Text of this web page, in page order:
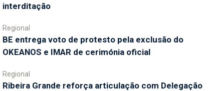
interditação
Regional
BE entrega voto de protesto pela exclusão do
OKEANOS e IMAR de cerimónia oficial
Regional
Ribeira Grande reforça articulação com Delegação